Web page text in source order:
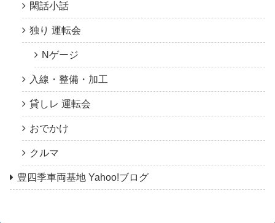
閑話小話
独り 運転会
Nゲージ
入線・整備・加工
貸しレ 運転会
おでかけ
クルマ
豊四季車両基地 Yahoo!ブログ